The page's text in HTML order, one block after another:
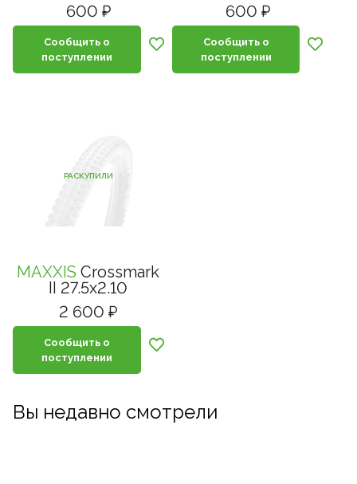
600 ₽
Сообщить о
поступлении
600 ₽
Сообщить о
поступлении
РАСКУПИЛИ
MAXXIS Crossmark
II 27.5x2.10
2 600 ₽
Сообщить о
поступлении
Вы недавно смотрели